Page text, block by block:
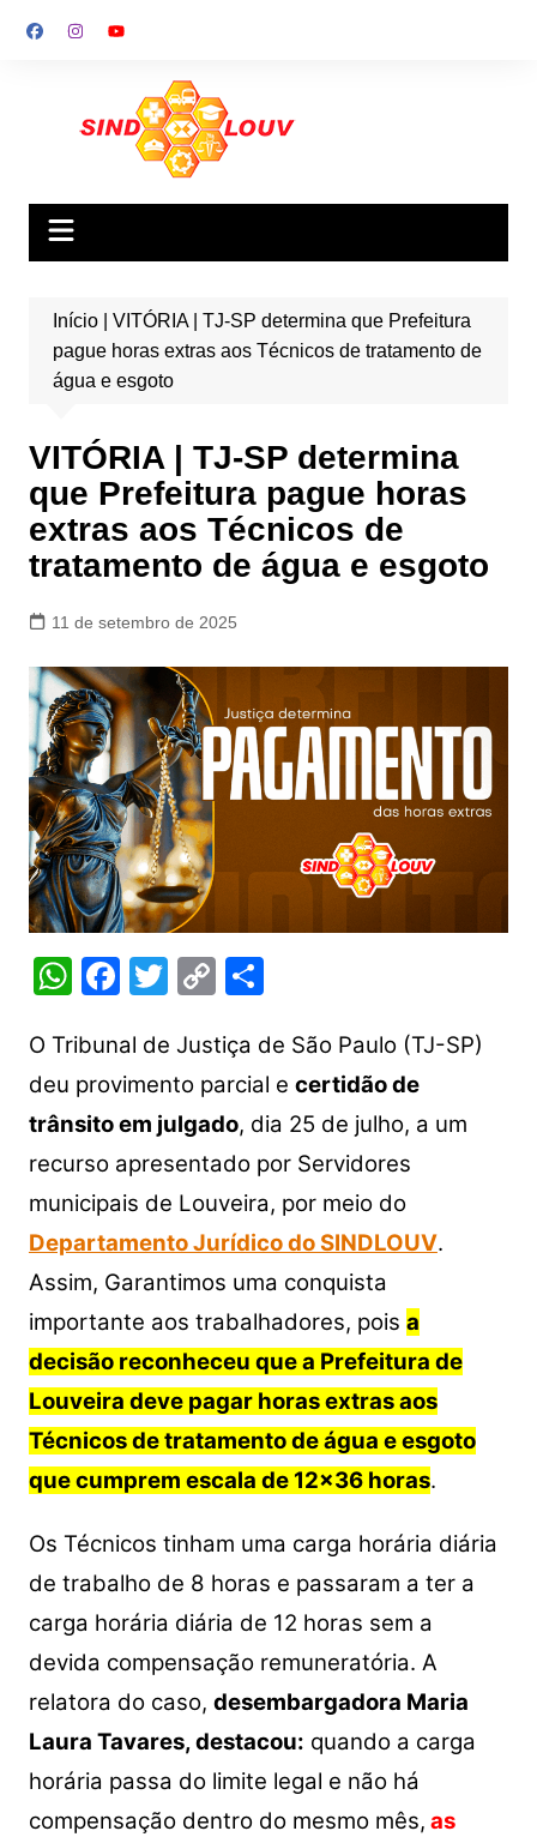
para
Início| VITÓRIA | TJ-SP determina que Prefeitura
pague horas extras aos Técnicos de tratamento de
água e esgoto
VITÓRIA | TJ-SP determina
que Prefeitura pague horas
extras aos Técnicos de
tratamento de água e esgoto
11 de setembro de 2025
W
at
s
A
p
p
F
c
e
b
o
o
k
T
itt
er
C
p
y
Li
n
k
S
ar
e
O Tribunal de Justiça de São Paulo (TJ-SP)
deu provimento parcial e certidão de
trânsito em julgado, dia 25 de julho, a um
recurso apresentado por Servidores
municipais de Louveira, por meio do
Departamento Jurídico do SINDLOUV.
Assim, Garantimos uma conquista
importante aos trabalhadores, pois a
decisão reconheceu que a Prefeitura de
Louveira deve pagar horas extras aos
Técnicos de tratamento de água e esgoto
que cumprem escala de 12×36 horas.
Os Técnicos tinham uma carga horária diária
de trabalho de 8 horas e passaram a ter a
carga horária diária de 12 horas sem a
devida compensação remuneratória. A
relatora do caso, desembargadora Maria
Laura Tavares, destacou: quando a carga
horária passa do limite legal e não há
compensação dentro do mesmo mês, as